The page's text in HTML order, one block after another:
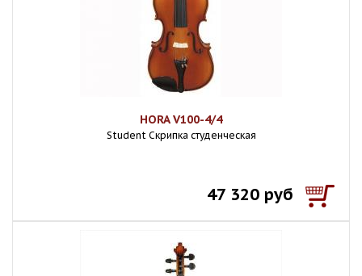
HORA V100-4/4
Student Скрипка студенческая
47 320 руб